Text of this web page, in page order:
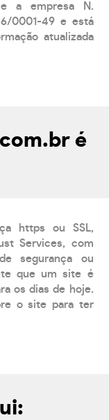
a empresa N.
0001-49 e está
atualizada
é
https ou SSL,
Services, com
segurança ou
que um site é
os dias de hoje.
o site para ter